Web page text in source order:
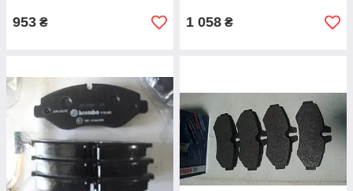
953 ₴ 1 058 ₴